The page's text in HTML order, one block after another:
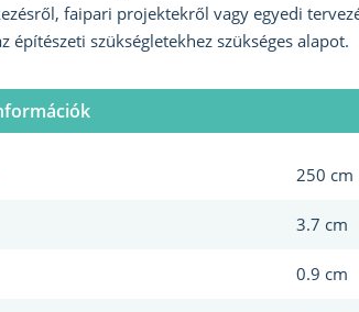
faipari projektekről vagy egyedi
építészeti szükségletekhez szükséges alapot.
250 cm
3.7 cm
0.9 cm